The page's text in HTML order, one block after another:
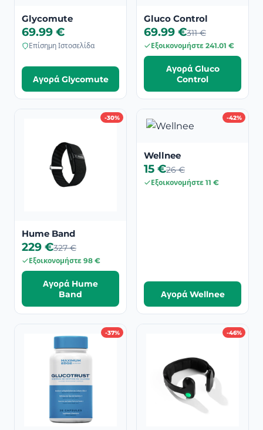
Glycomute
69.99 €
Επίσημη Ιστοσελίδα
Αγορά Glycomute
Gluco Control
69.99 €311 €
Εξοικονομήστε 241.01 €
Αγορά Gluco
Control
-30%
Hume Band
229 €327 €
Εξοικονομήστε 98 €
Αγορά Hume
Band
-42%
Wellnee
15 €26 €
Εξοικονομήστε 11 €
Αγορά Wellnee
-37% -46%